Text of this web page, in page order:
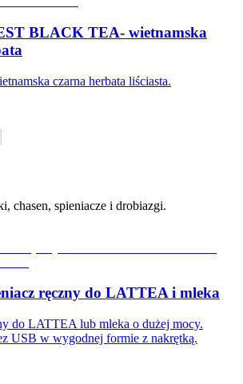
BLACK TEA- wietnamska
czarna herbata liściasta.
chasen, spieniacze i drobiazgi.
ręczny do LATTEA i mleka
do LATTEA lub mleka o dużej mocy.
USB w wygodnej formie z nakrętką.